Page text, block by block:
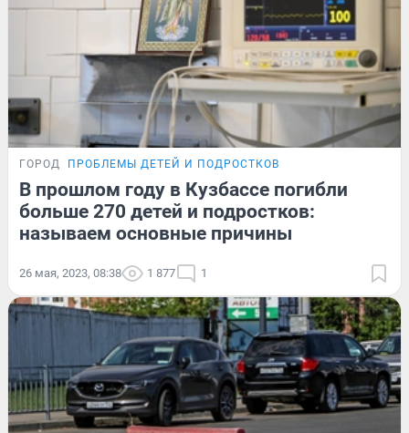
ГОРОД ПРОБЛЕМЫ ДЕТЕЙ И ПОДРОСТКОВ
В прошлом году в Кузбассе погибли
больше 270 детей и подростков:
называем основные причины
26 мая, 2023, 08:38 1 877 1